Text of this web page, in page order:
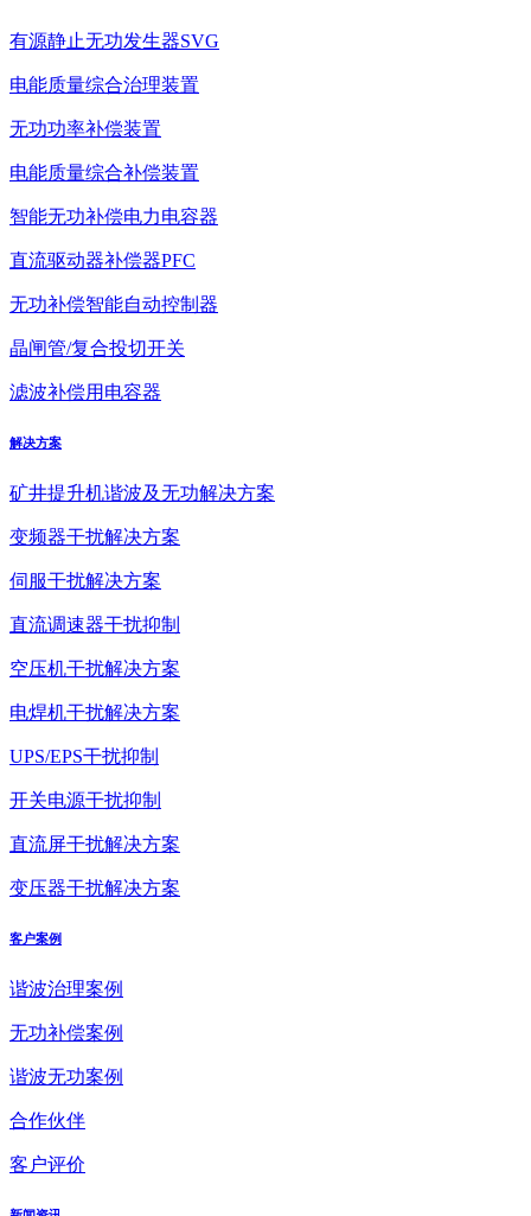
有源静止无功发生器SVG
电能质量综合治理装置
无功功率补偿装置
电能质量综合补偿装置
智能无功补偿电力电容器
直流驱动器补偿器PFC
无功补偿智能自动控制器
晶闸管/复合投切开关
滤波补偿用电容器
解决方案
矿井提升机谐波及无功解决方案
变频器干扰解决方案
伺服干扰解决方案
直流调速器干扰抑制
空压机干扰解决方案
电焊机干扰解决方案
UPS/EPS干扰抑制
开关电源干扰抑制
直流屏干扰解决方案
变压器干扰解决方案
客户案例
谐波治理案例
无功补偿案例
谐波无功案例
合作伙伴
客户评价